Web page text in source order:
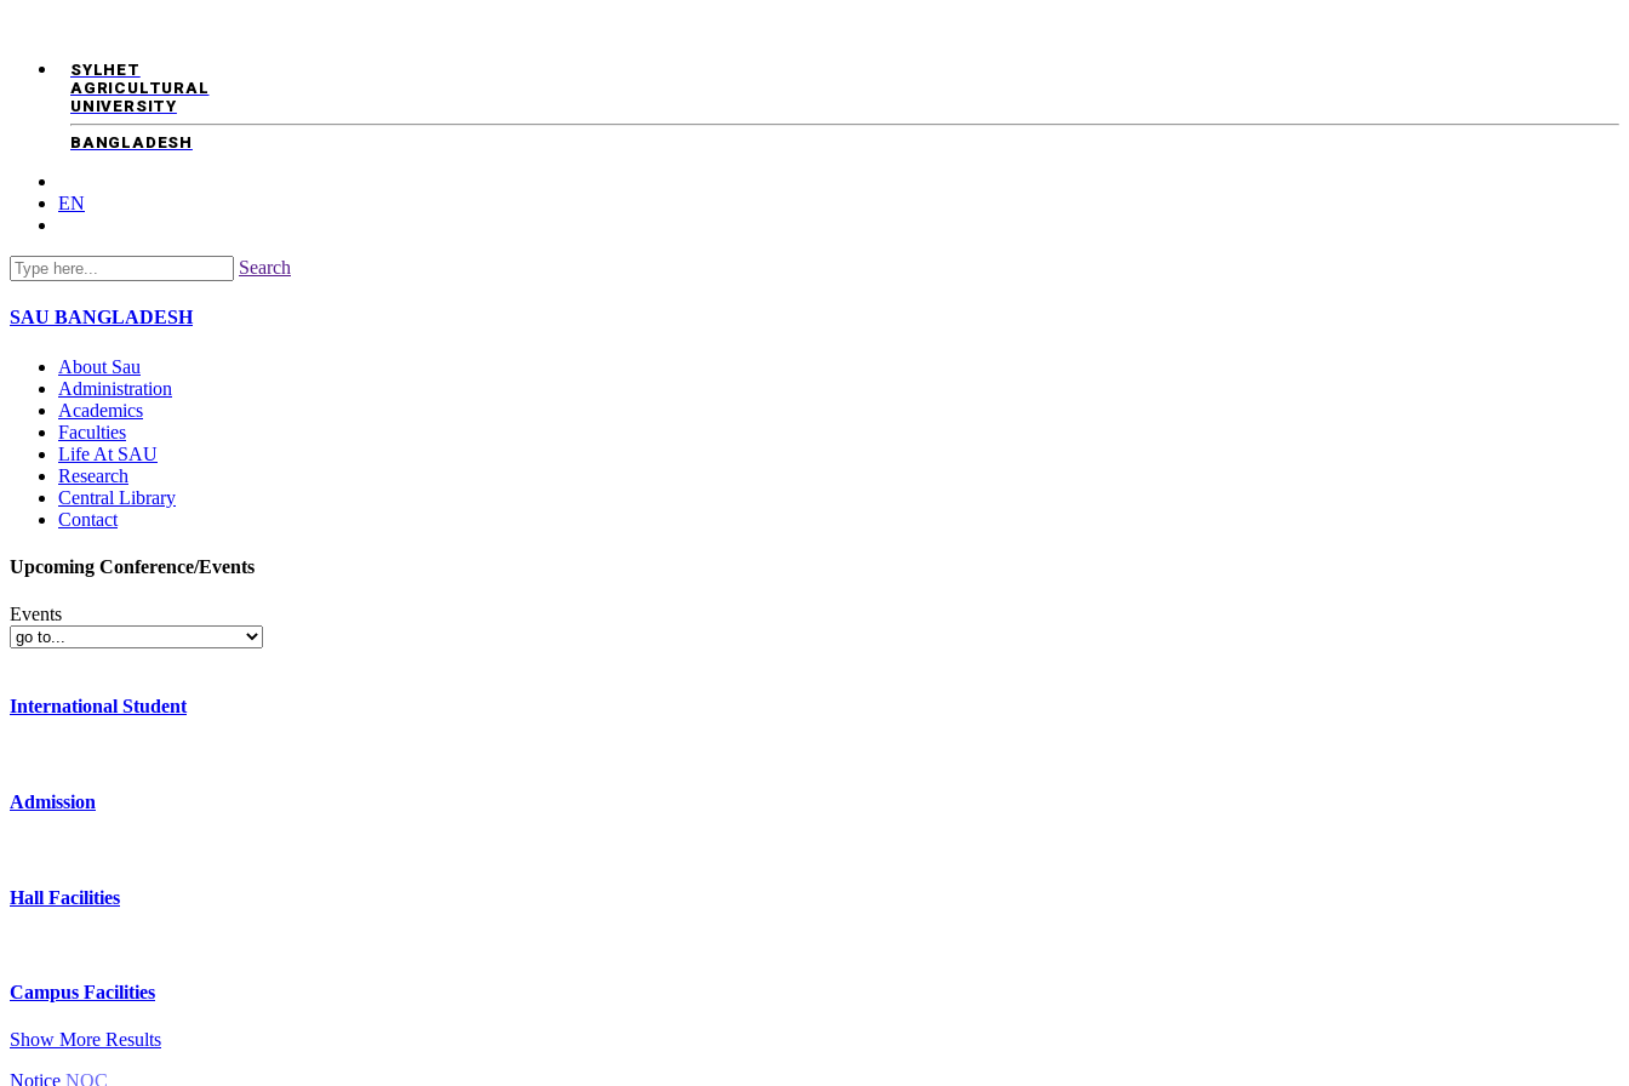
SYLHET
AGRICULTURAL
UNIVERSITY
BANGLADESH
EN
Search
SAU BANGLADESH
About Sau
Administration
Academics
Faculties
Life At SAU
Research
Central Library
Contact
Upcoming Conference/Events
Events
International Student
Admission
Hall Facilities
Campus Facilities
Show More Results
Notice NOC